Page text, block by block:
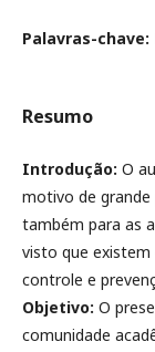
Palavras-chave:
Resumo
Introdução: O
motivo de grande
também para as
visto que existem
controle e
Objetivo: O
comunidade